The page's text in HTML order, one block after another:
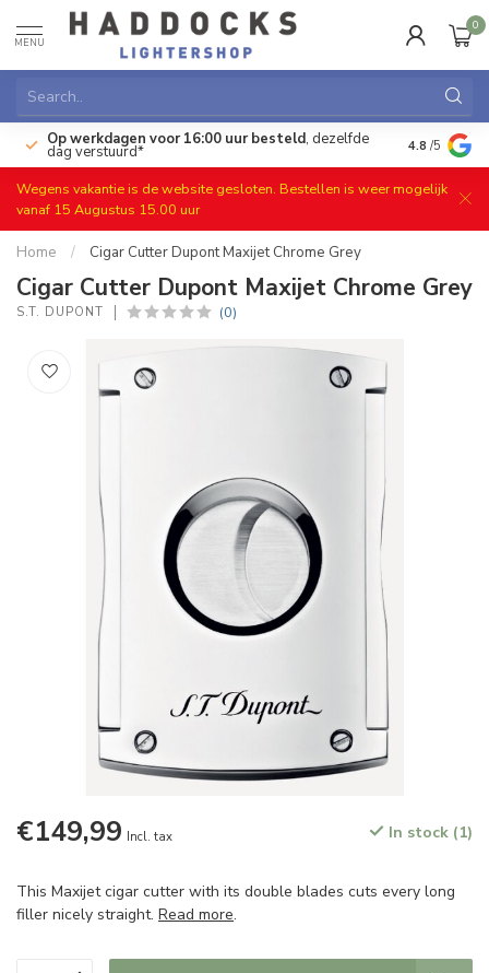
MENU
0
Op werkdagen voor 16:00 uur besteld, dezelfde
dag verstuurd* Gratis
4.8 /5
Wegens vakantie is de website gesloten. Bestellen is weer mogelijk
vanaf 15 Augustus 15.00 uur
Home / Cigar Cutter Dupont Maxijet Chrome Grey
Cigar Cutter Dupont Maxijet Chrome Grey
S.T. DUPONT (0)
€149,99 Incl. tax In stock (1)
This Maxijet cigar cutter with its double blades cuts every long
filler nicely straight. Read more.